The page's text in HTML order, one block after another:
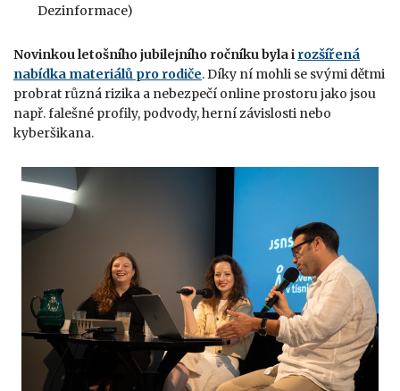
Dezinformace)
Novinkou letošního jubilejního ročníku byla i rozšířená
nabídka materiálů pro rodiče. Díky ní mohli se svými dětmi
probrat různá rizika a nebezpečí online prostoru jako jsou
např. falešné profily, podvody, herní závislosti nebo
kyberšikana.